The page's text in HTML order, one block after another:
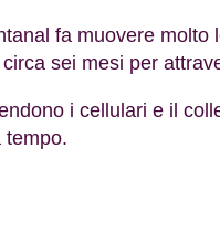
fa muovere
sei mesi per
i cellulari e il
tempo.